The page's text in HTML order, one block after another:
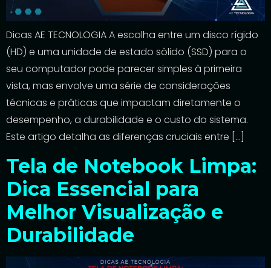
Dicas AE TECNOLOGIA A escolha entre um disco rígido
(HD) e uma unidade de estado sólido (SSD) para o
seu computador pode parecer simples à primeira
vista, mas envolve uma série de considerações
técnicas e práticas que impactam diretamente o
desempenho, a durabilidade e o custo do sistema.
Este artigo detalha as diferenças cruciais entre […]
Tela de Notebook Limpa:
Dica Essencial para
Melhor Visualização e
Durabilidade